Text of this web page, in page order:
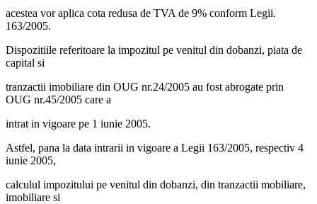
acestea vor aplica cota redusa de TVA de 9% conform Legii.
163/2005.
Dispozitiile referitoare la impozitul pe venitul din dobanzi, piata de
capital si
tranzactii imobiliare din OUG nr.24/2005 au fost abrogate prin
OUG nr.45/2005 care a
intrat in vigoare pe 1 iunie 2005.
Astfel, pana la data intrarii in vigoare a Legii 163/2005, respectiv 4
iunie 2005,
calculul impozitului pe venitul din dobanzi, din tranzactii mobiliare,
imobiliare si